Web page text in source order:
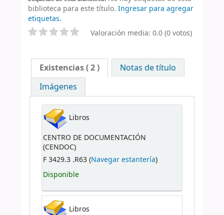
biblioteca para este título. Ingresar para agregar
etiquetas.
Valoración media: 0.0 (0 votos)
Existencias( 2 )
Notas de título
Imágenes
Libros
CENTRO DE DOCUMENTACIÓN
(CENDOC)
F 3429.3 .R63 (Navegar estantería)
Disponible
Libros